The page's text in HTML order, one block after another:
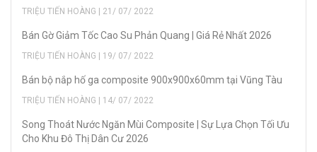
TRIỆU TIẾN HOÀNG | 21/ 07/ 2022
Bán Gờ Giảm Tốc Cao Su Phản Quang | Giá Rẻ Nhất 2026
TRIỆU TIẾN HOÀNG | 19/ 07/ 2022
Bán bộ nắp hố ga composite 900x900x60mm tại Vũng Tàu
TRIỆU TIẾN HOÀNG | 14/ 07/ 2022
Song Thoát Nước Ngăn Mùi Composite | Sự Lựa Chọn Tối Ưu
Cho Khu Đô Thị Dân Cư 2026